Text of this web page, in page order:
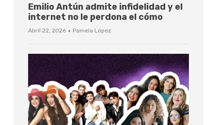
Emilio Antún admite infidelidad y el
internet no le perdona el cómo
Abril 22, 2026 · Pamela López